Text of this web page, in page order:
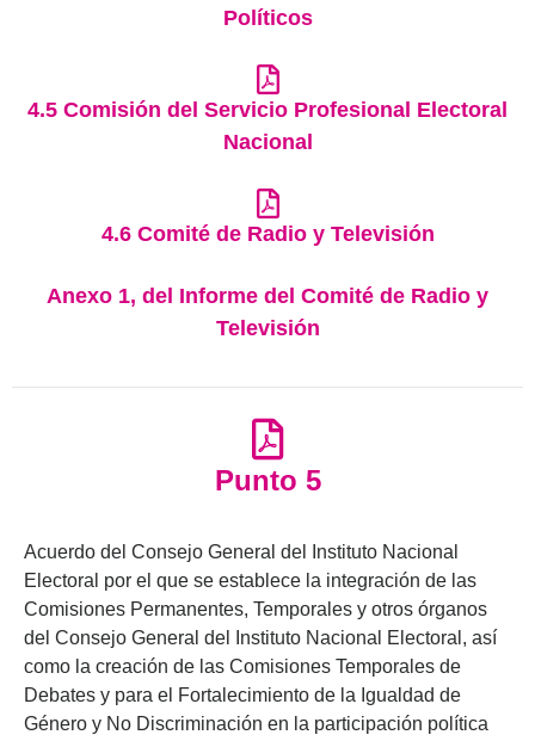
Políticos
4.5 Comisión del Servicio Profesional Electoral
Nacional
4.6 Comité de Radio y Televisión
Anexo 1, del Informe del Comité de Radio y
Televisión
Punto 5
Acuerdo del Consejo General del Instituto Nacional
Electoral por el que se establece la integración de las
Comisiones Permanentes, Temporales y otros órganos
del Consejo General del Instituto Nacional Electoral, así
como la creación de las Comisiones Temporales de
Debates y para el Fortalecimiento de la Igualdad de
Género y No Discriminación en la participación política